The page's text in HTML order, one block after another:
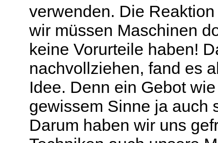
verwenden. Die
wir müssen Maschinen
keine Vorurteile haben!
nachvollziehen, fand es
Idee. Denn ein Gebot
gewissem Sinne ja auch
Darum haben wir uns